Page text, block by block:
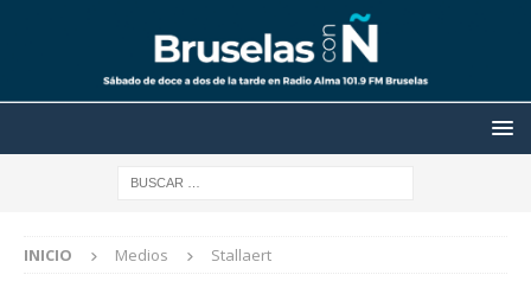
INICIO Medios Stallaert